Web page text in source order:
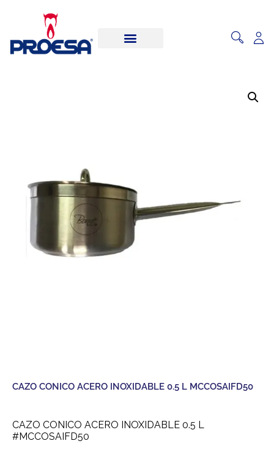
CAZO CONICO ACERO INOXIDABLE 0.5 L MCCOSAIFD50
CAZO CONICO ACERO INOXIDABLE 0.5 L
#MCCOSAIFD50